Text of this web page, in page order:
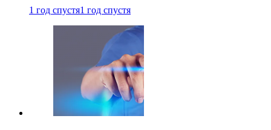
1 год спустя1 год спустя